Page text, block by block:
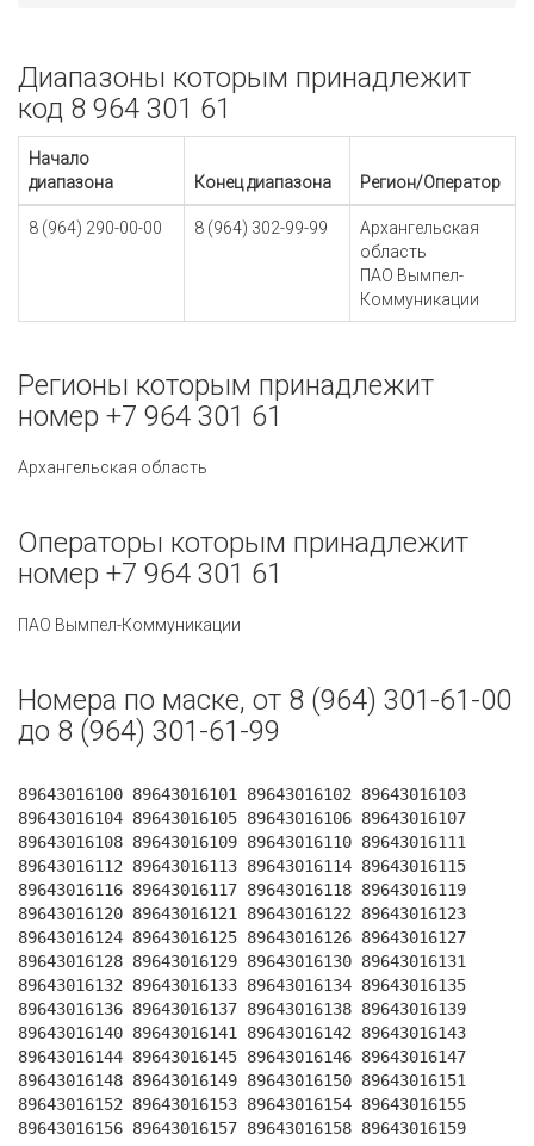
Диапазоны которым принадлежит
код 8 964 301 61
Начало
диапазона
Конец диапазона Регион/Оператор
8 (964) 290-00-00 8 (964) 302-99-99
Архангельская
область
ПАО Вымпел-
Коммуникации
Регионы которым принадлежит
номер +7 964 301 61
Архангельская область
Операторы которым принадлежит
номер +7 964 301 61
ПАО Вымпел-Коммуникации
Номера по маске, от 8 (964) 301-61-00
до 8 (964) 301-61-99
89643016100 89643016101 89643016102 89643016103
89643016104 89643016105 89643016106 89643016107
89643016108 89643016109 89643016110 89643016111
89643016112 89643016113 89643016114 89643016115
89643016116 89643016117 89643016118 89643016119
89643016120 89643016121 89643016122 89643016123
89643016124 89643016125 89643016126 89643016127
89643016128 89643016129 89643016130 89643016131
89643016132 89643016133 89643016134 89643016135
89643016136 89643016137 89643016138 89643016139
89643016140 89643016141 89643016142 89643016143
89643016144 89643016145 89643016146 89643016147
89643016148 89643016149 89643016150 89643016151
89643016152 89643016153 89643016154 89643016155
89643016156 89643016157 89643016158 89643016159